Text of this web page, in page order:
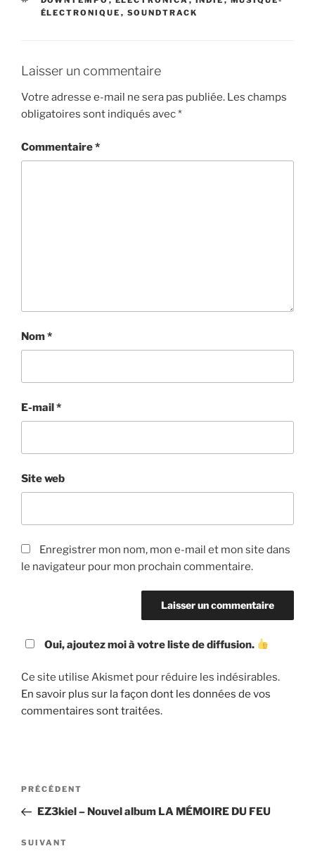
ÉLECTRONIQUE , SOUNDTRACK
Laisser un commentaire
Votre adresse e-mail ne sera pas publiée. Les champs
obligatoires sont indiqués avec*
Commentaire*
Nom*
E-mail*
Site web
Enregistrer mon nom, mon e-mail et mon site dans
le navigateur pour mon prochain commentaire.
Oui, ajoutez moi à votre liste de diffusion.
Ce site utilise Akismet pour réduire les indésirables.
En savoir plus sur la façon dont les données de vos
commentaires sont traitées.
Navigation
l’article
Article
précédent
PRÉCÉDENT
EZ3kiel – Nouvel album LA MÉMOIRE DU FEU
Article
SUIVANT